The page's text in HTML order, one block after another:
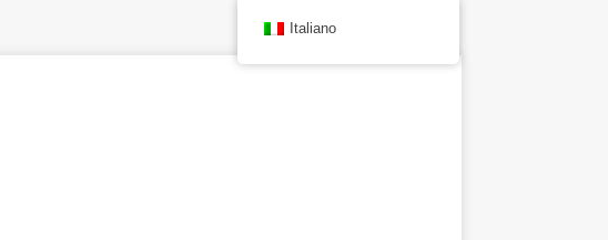
Italiano